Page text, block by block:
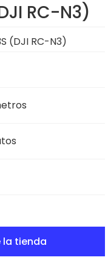
RC-N3)
(DJI RC-N3)
la tienda